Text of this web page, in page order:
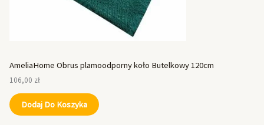
AmeliaHome Obrus plamoodporny koło Butelkowy 120cm
106,00 zł
Dodaj Do Koszyka